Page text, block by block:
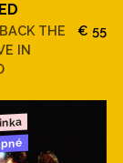
THE
IN
€ 55